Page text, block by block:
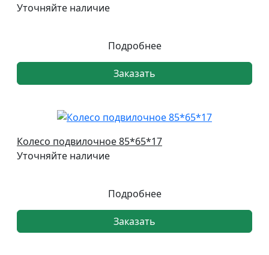
Уточняйте наличие
Подробнее
Заказать
Колесо подвилочное 85*65*17
Уточняйте наличие
Подробнее
Заказать